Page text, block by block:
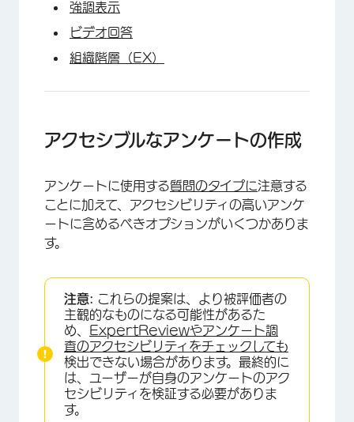
強調表示
ビデオ回答
組織階層（EX）
アクセシブルなアンケートの作成
アンケートに使用する質問のタイプに注意する
ことに加えて、アクセシビリティの高いアンケ
ートに含めるべきオプションがいくつかありま
す。
注意: これらの提案は、より被評価者の
主観的なものになる可能性があるた
め、 ExpertReviewやアンケート調
査のアクセシビリティをチェックしても
検出できない場合があります。最終的に
は、ユーザーが自身のアンケートのアク
セシビリティを検証する必要がありま
す。